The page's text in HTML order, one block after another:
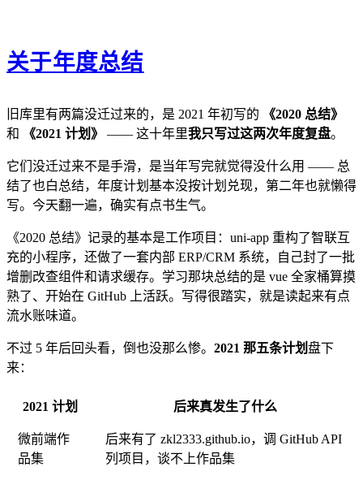
关于年度总结
旧库里有两篇没迁过来的，是 2021 年初写的
《2020 总结》
和
《2021 计划》 —— 这十年里我只写过这两次年度复盘。
它们没迁过来不是手滑，是当年写完就觉得没什么用 —— 总
结了也白总结，年度计划基本没按计划兑现，第二年也就懒得
写。今天翻一遍，确实有点书生气。
《2020 总结》记录的基本是工作项目：uni-app 重构了智联互
充的小程序，还做了一套内部 ERP/CRM 系统，自己封了一批
增删改查组件和请求缓存。学习那块总结的是 vue 全家桶算摸
熟了、开始在 GitHub 上活跃。写得很踏实，就是读起来有点
流水账味道。
不过 5 年后回头看，倒也没那么惨。 2021 那五条计划盘下
来：
2021 计划 后来真发生了什么
微前端作
品集
后来有了 zkl2333.github.io，调 GitHub API
列项目，谈不上作品集